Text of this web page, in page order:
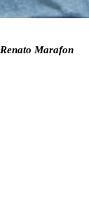
Renato Marafon